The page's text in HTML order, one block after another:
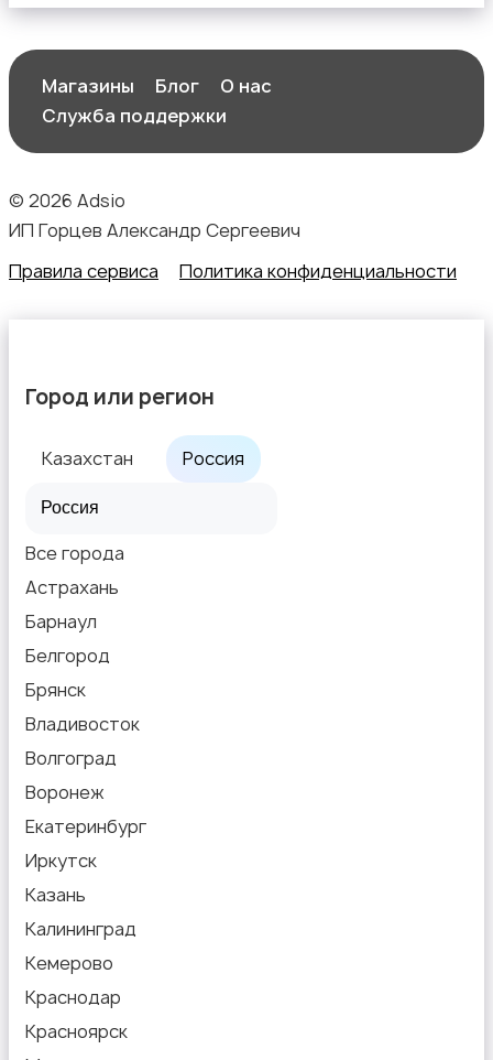
Магазины Блог
О нас
Служба поддержки
© 2026 Adsio
ИП Горцев Александр Сергеевич
Правила сервиса
Политика конфиденциальности
Город или регион
Казахстан Россия
Все города
Астрахань
Барнаул
Белгород
Брянск
Владивосток
Волгоград
Воронеж
Екатеринбург
Иркутск
Казань
Калининград
Кемерово
Краснодар
Красноярск